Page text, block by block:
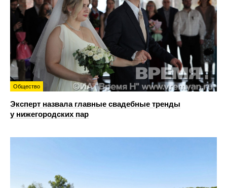
Общество
Эксперт назвала главные свадебные тренды
у нижегородских пар